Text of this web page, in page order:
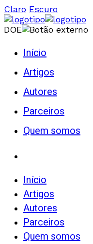
Claro Escuro
DOE
Início
Artigos
Autores
Parceiros
Quem somos
Início
Artigos
Autores
Parceiros
Quem somos